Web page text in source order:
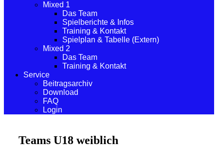
Mixed 1
Das Team
Spielberichte & Infos
Training & Kontakt
Spielplan & Tabelle (Extern)
Mixed 2
Das Team
Training & Kontakt
Service
Beitragsarchiv
Download
FAQ
Login
Teams U18 weiblich